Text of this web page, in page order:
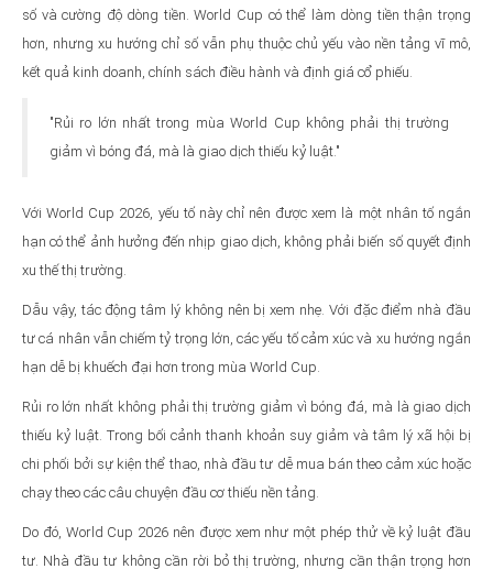
số và cường độ dòng tiền. World Cup có thể làm dòng tiền thận trọng
hơn, nhưng xu hướng chỉ số vẫn phụ thuộc chủ yếu vào nền tảng vĩ mô,
kết quả kinh doanh, chính sách điều hành và định giá cổ phiếu.
"Rủi ro lớn nhất trong mùa World Cup không phải thị trường
giảm vì bóng đá, mà là giao dịch thiếu kỷ luật."
Với World Cup 2026, yếu tố này chỉ nên được xem là một nhân tố ngắn
hạn có thể ảnh hưởng đến nhịp giao dịch, không phải biến số quyết định
xu thế thị trường.
Dẫu vậy, tác động tâm lý không nên bị xem nhẹ. Với đặc điểm nhà đầu
tư cá nhân vẫn chiếm tỷ trọng lớn, các yếu tố cảm xúc và xu hướng ngắn
hạn dễ bị khuếch đại hơn trong mùa World Cup.
Rủi ro lớn nhất không phải thị trường giảm vì bóng đá, mà là giao dịch
thiếu kỷ luật. Trong bối cảnh thanh khoản suy giảm và tâm lý xã hội bị
chi phối bởi sự kiện thể thao, nhà đầu tư dễ mua bán theo cảm xúc hoặc
chạy theo các câu chuyện đầu cơ thiếu nền tảng.
Do đó, World Cup 2026 nên được xem như một phép thử về kỷ luật đầu
tư. Nhà đầu tư không cần rời bỏ thị trường, nhưng cần thận trọng hơn